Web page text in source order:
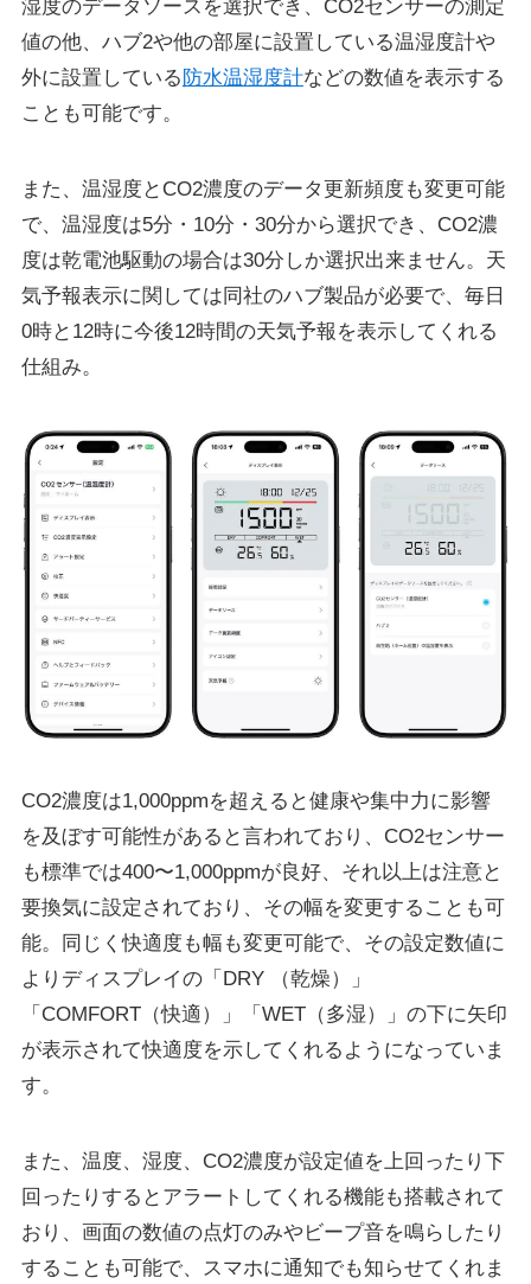
湿度のデータソースを選択でき、CO2センサーの測定
値の他、ハブ2や他の部屋に設置している温湿度計や
外に設置している 防水温湿度計などの数値を表示する
ことも可能です。
また、温湿度とCO2濃度のデータ更新頻度も変更可能
で、温湿度は5分・10分・30分から選択でき、CO2濃
度は乾電池駆動の場合は30分しか選択出来ません。天
気予報表示に関しては同社のハブ製品が必要で、毎日
0時と12時に今後12時間の天気予報を表示してくれる
仕組み。
CO2濃度は1,000ppmを超えると健康や集中力に影響
を及ぼす可能性があると言われており、CO2センサー
も標準では400〜1,000ppmが良好、それ以上は注意と
要換気に設定されており、その幅を変更することも可
能。同じく快適度も幅も変更可能で、その設定数値に
よりディスプレイの「DRY （乾燥）」
「COMFORT（快適）」「WET（多湿）」の下に矢印
が表示されて快適度を示してくれるようになっていま
す。
また、温度、湿度、CO2濃度が設定値を上回ったり下
回ったりするとアラートしてくれる機能も搭載されて
おり、画面の数値の点灯のみやビープ音を鳴らしたり
することも可能で、スマホに通知でも知らせてくれま